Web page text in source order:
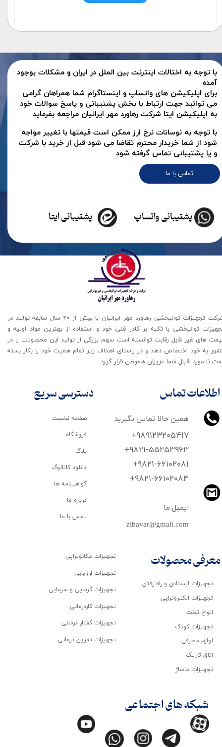
تماس با ما
با توجه به اختالات اینترنت بین الملل در ایران و مشکلات بوجود
آمده
برای اپلیکیشن های واتساپ و اینستاگرام شما همراهان گرامی
می توانید جهت ارتباط با بخش پشتیبانی و پاسخ سوالات خود
به اپلیکیشن ایتا شرکت رهاورد مهر ایرانیان مراجعه بفرماید
پشتیبانی ایتا پشتیبانی واتساپ
با توجه به نوسانات نرخ ارز ممکن است قیمتها با تغییر مواجه
شود از شما خریدار محترم تقاضا می شود قبل از خرید با شرکت
و یا پشتیبانی تماس گرفته شود
اطلاعات تماس
همین حالا تماس بگیرید
+989123205417
+9821-55253963
+9821-66102081
​​​​​​​+9821-66102084
zibavar@gmail.com
ایمیل ما
شرکت تجهیزات توانبخشی رهاورد مهر ایرانیان با بیش از 20 سال سابقه تولید در
توانبخشی با تکیه بر کادر فنی خود و استفاده از بهترین مواد اولیه و
های غیر قابل رقابت توانسته است سهم بزرگی از تولید این محصولات را در
به خود اختصاص دهد و در راستای اهداف زیر تمام همیت خود را بکار بسته
تا مورد اقبال شما عزیزان هموطن قرار گیرد​​​​​​​.
تجهیزات ایستادن و راه رفتن
تجهیزات الکتروتراپی
انواع تخت
تجهیزات کودک
لوازم مصرفی
اتاق تاریک
تجهیزات ماساژ
صفحه نخست
فروشگاه
بلاگ
دانلود کاتالوگ
گواهینامه ها
درباره ما
تماس با ما
تجهیزات مکانوتراپی
تجهیزات ارزیابی
تجهیزات گرمایی و سرمایی
تجهیزات کاردرمانی
تجهیزات گفتار درمانی
تجهیزات تمرین درمانی
دسترسی سریع
معرفی محصولات
شبکه های اجتماعی